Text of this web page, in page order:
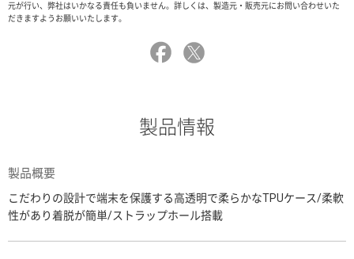
元が行い、弊社はいかなる責任も負いません。詳しくは、製造元・販売元にお問い合わせいた
だきますようお願いいたします。
製品情報
製品概要
こだわりの設計で端末を保護する高透明で柔らかなTPUケース/柔軟
性があり着脱が簡単/ストラップホール搭載